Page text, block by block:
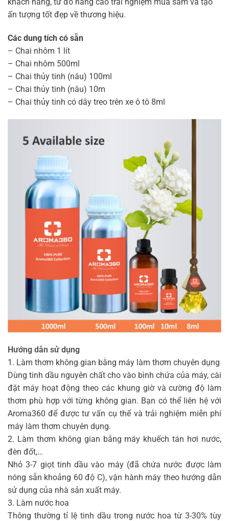
khách hàng, từ đó nâng cao trải nghiệm mua sắm và tạo
ấn tượng tốt đẹp về thương hiệu.
Các dung tích có sẵn
– Chai nhôm 1 lít
– Chai nhôm 500ml
– Chai thủy tinh (nâu) 100ml
– Chai thủy tinh (nâu) 10m
– Chai thủy tinh có dây treo trên xe ô tô 8ml
Hướng dẫn sử dụng
1. Làm thơm không gian bằng máy làm thơm chuyên dụng
Dùng tinh dầu nguyên chất cho vào bình chứa của máy, cài
đặt máy hoạt động theo các khung giờ và cường độ làm
thơm phù hợp với từng không gian. Bạn có thể liên hệ với
Aroma360 để được tư vấn cụ thể và trải nghiệm miễn phí
máy làm thơm chuyên dụng.
2. Làm thơm không gian bằng máy khuếch tán hơi nước,
đèn đốt,…
Nhỏ 3-7 giọt tinh dầu vào máy (đã chứa nước được làm
nóng sẵn khoảng 60 độ C), vận hành máy theo hướng dẫn
sử dụng của nhà sản xuất máy.
3. Làm nước hoa
Thông thường tỉ lệ tinh dầu trong nước hoa từ 3-30% tùy